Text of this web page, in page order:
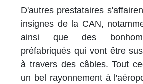
D'autres prestataires
insignes de la CAN,
ainsi que des
préfabriqués qui vont être
à travers des câbles. Tout
un bel rayonnement à